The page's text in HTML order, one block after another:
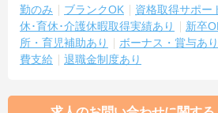
勤のみ
ブランクOK 資格取得サポー
休･育休･介護休暇取得実績あり
新卒
所・育児補助あり
ボーナス・賞与あり
費支給
退職金制度あり